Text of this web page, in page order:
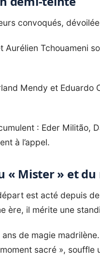
convoqués,
Aurélien Tchouameni
Mendy et
: Eder Militão,
à l’appel.
« Mister » et
est acté depuis
ère, il mérite une
de magie
sacré », souffle